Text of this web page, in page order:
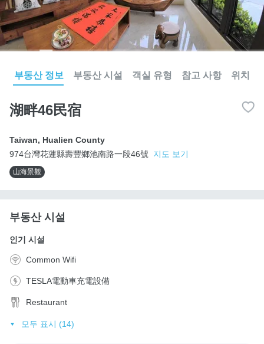
부동산 정보 부동산 시설 객실 유형 참고 사항 위치
湖畔46民宿
Taiwan, Hualien County
974台灣花蓮縣壽豐鄉池南路一段46號
지도 보기
山海景觀
부동산 시설
인기 시설
Common Wifi
TESLA電動車充電設備
Restaurant
모두 표시 (14)